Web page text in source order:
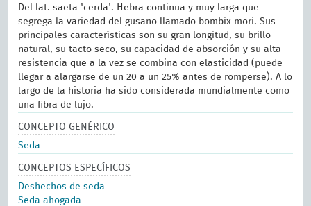
Del lat. saeta 'cerda'. Hebra continua y muy larga que
segrega la variedad del gusano llamado bombix mori. Sus
principales características son su gran longitud, su brillo
natural, su tacto seco, su capacidad de absorción y su alta
resistencia que a la vez se combina con elasticidad (puede
llegar a alargarse de un 20 a un 25% antes de romperse). A lo
largo de la historia ha sido considerada mundialmente como
una fibra de lujo.
CONCEPTO GENÉRICO
Seda
CONCEPTOS ESPECÍFICOS
Deshechos de seda
Seda ahogada